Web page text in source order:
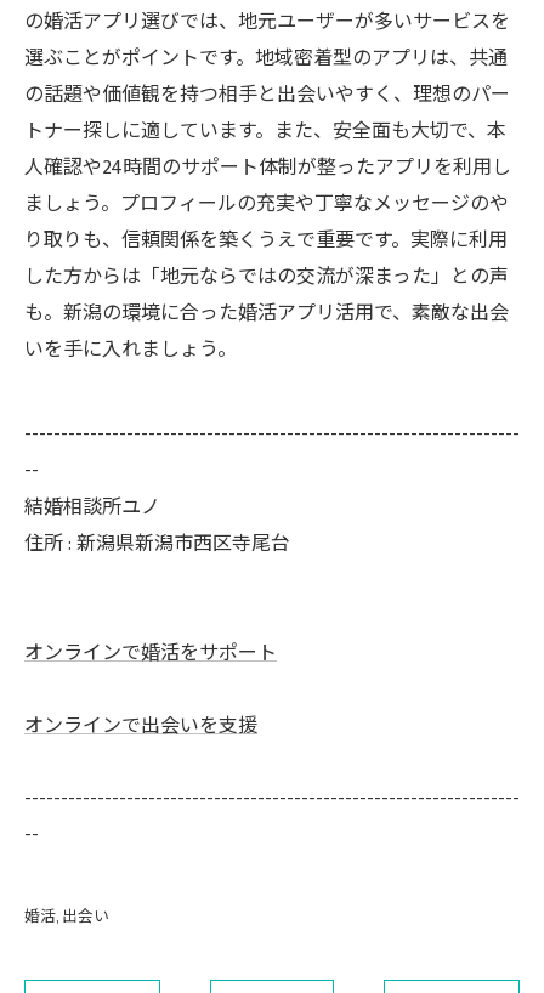
の婚活アプリ選びでは、地元ユーザーが多いサービスを
選ぶことがポイントです。地域密着型のアプリは、共通
の話題や価値観を持つ相手と出会いやすく、理想のパー
トナー探しに適しています。また、安全面も大切で、本
人確認や24時間のサポート体制が整ったアプリを利用し
ましょう。プロフィールの充実や丁寧なメッセージのや
り取りも、信頼関係を築くうえで重要です。実際に利用
した方からは「地元ならではの交流が深まった」との声
も。新潟の環境に合った婚活アプリ活用で、素敵な出会
いを手に入れましょう。
--------------------------------------------------------------------
--
結婚相談所ユノ
住所 : 新潟県新潟市西区寺尾台
オンラインで婚活をサポート
オンラインで出会いを支援
--------------------------------------------------------------------
--
婚活 出会い